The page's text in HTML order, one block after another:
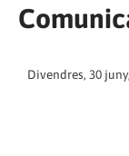
Divendres, 30